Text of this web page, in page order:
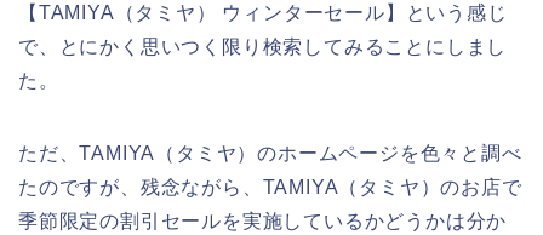
【TAMIYA（タミヤ） ウィンターセール】という感じ
で、とにかく思いつく限り検索してみることにしまし
た。
ただ、TAMIYA（タミヤ）のホームページを色々と調べ
たのですが、残念ながら、TAMIYA（タミヤ）のお店で
季節限定の割引セールを実施しているかどうかは分か